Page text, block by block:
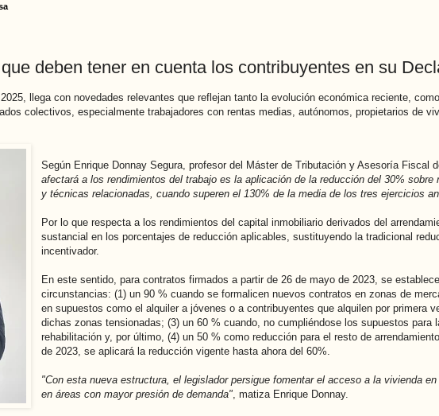
deben tener en cuenta los contribuyentes en su
llega con novedades relevantes que reflejan tanto la evolución económica reciente,
colectivos, especialmente trabajadores con rentas medias, autónomos, propietarios de
Según Enrique Donnay Segura, profesor del Máster de Tributación y Asesoría Fiscal
afectará a los rendimientos del trabajo es la aplicación de la reducción del 30%
y técnicas relacionadas, cuando superen el 130% de la media de los tres ejercicios
Por lo que respecta a los rendimientos del capital inmobiliario derivados del
sustancial en los porcentajes de reducción aplicables, sustituyendo la tradicional
incentivador.
En este sentido, para contratos firmados a partir de 26 de mayo de 2023, se
circunstancias: (1) un 90 % cuando se formalicen nuevos contratos en zonas de
en supuestos como el alquiler a jóvenes o a contribuyentes que alquilen por primera
dichas zonas tensionadas; (3) un 60 % cuando, no cumpliéndose los supuestos
rehabilitación y, por último, (4) un 50 % como reducción para el resto de
de 2023, se aplicará la reducción vigente hasta ahora del 60%.
"Con esta nueva estructura, el legislador persigue fomentar el acceso a la vivienda
en áreas con mayor presión de demanda", matiza Enrique Donnay.